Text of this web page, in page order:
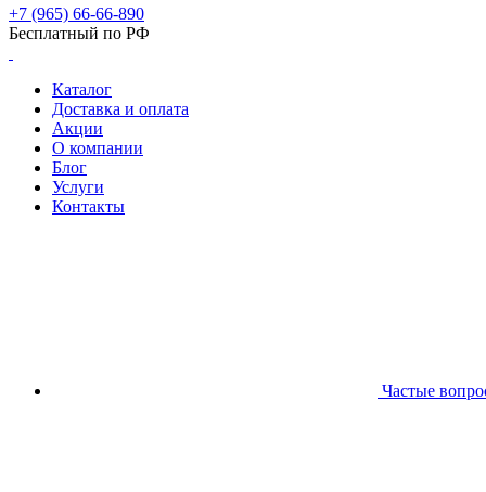
+7 (965) 66-66-890
Бесплатный по РФ
Каталог
Доставка и оплата
Акции
О компании
Блог
Услуги
Контакты
Частые